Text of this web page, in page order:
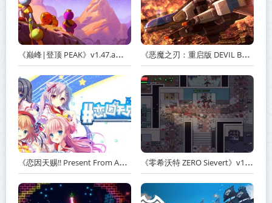
《巅峰|登顶 PEAK》v1.47.a【单机+联机】丨中文版网盘下载 《恶魔之刃：重启版 DEVIL BLADE REBOOT》v1.2.4-免安装中文版丨中文版网盘下载
《恋因天赐!! Present From Angel Template!! An Angel's Gift》Build.23930554-免安装中文版丨中文版网盘下载 《零希沃特 ZERO Sievert》v1.2.59-免安装中文版丨中文版网盘下载